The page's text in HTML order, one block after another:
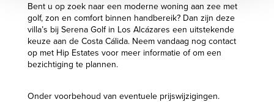
Bent u op zoek naar een moderne woning aan zee met
golf, zon en comfort binnen handbereik? Dan zijn deze
villa’s bij Serena Golf in Los Alcázares een uitstekende
keuze aan de Costa Cálida. Neem vandaag nog contact
op met Hip Estates voor meer informatie of om een
bezichtiging te plannen.
Onder voorbehoud van eventuele prijswijzigingen.